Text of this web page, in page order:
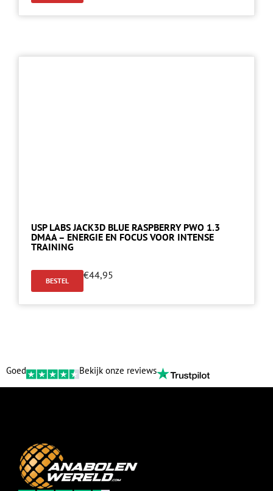
USP LABS JACK3D BLUE RASPBERRY PWO 1.3
DMAA – ENERGIE EN FOCUS VOOR INTENSE
TRAINING
BESTEL €44,95
Goed Bekijk onze reviews